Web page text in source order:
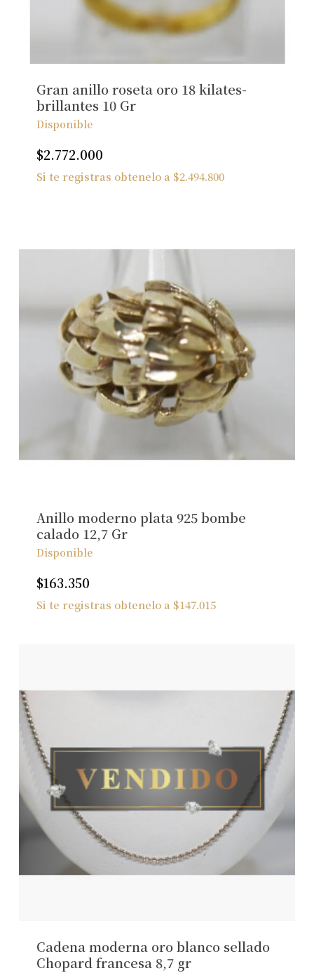
No hay productos en el carrito.
Gran anillo roseta oro 18 kilates-
brillantes 10 Gr
Disponible
$2.772.000
Si te registras obtenelo a $2.494.800
Anillo moderno plata 925 bombe
calado 12,7 Gr
Disponible
$163.350
Si te registras obtenelo a $147.015
Cadena moderna oro blanco sellado
Chopard francesa 8,7 gr